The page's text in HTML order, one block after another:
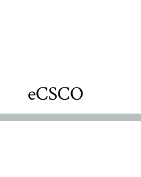
eCSCO